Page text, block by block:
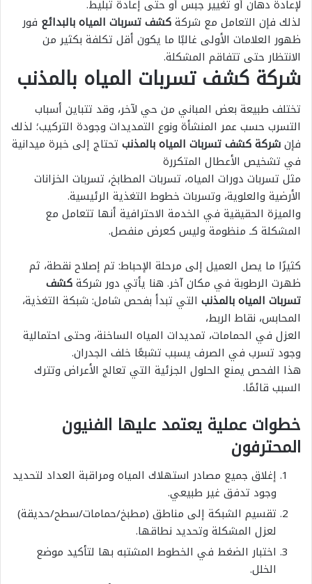
لإعادة دهان أو تغيير جبس أو حتى إعادة تبليط.
لذلك فإن التعامل مع شركةكشف تسربات المياه بالبدائع فور
ظهور العلامات الأولى غالبًا ما يكون أقل تكلفة بكثير من
الانتظار حتى تتفاقم المشكلة.
شركة كشف تسربات المياه بالمذنب
تختلف طبيعة بعض المباني من حي لآخر، وقد تتباين أسباب
التسرب حسب عمر المنشأة ونوع التمديدات وجودة التركيب؛ لذلك
فإنشركة كشف تسربات المياه بالمذنب تحتاج إلى خبرة ميدانية
في تشخيص الأعطال المتكررة
مثل تسربات دورات المياه، تسربات المطابخ، تسربات الخزانات
الأرضية والعلوية، وتسربات خطوط التغذية الرئيسية.
والميزة الحقيقية في الخدمة الاحترافية أنها تتعامل مع
المشكلة كـ منظومة وليس كعرض منفصل.
كثيرًا ما يصل العميل إلى مرحلة الإحباط: تم إصلاح نقطة، ثم
ظهرت الرطوبة في مكان آخر. هنا يأتي دور شركةكشف
تسربات المياه بالمذنب التي تبدأ بفحص شامل: شبكة التغذية،
المحابس، نقاط الربط،
العزل في الحمامات، تمديدات المياه الساخنة، وحتى احتمالية
وجود تسرب في الصرف يسبب تشبعًا خلف الجدران.
هذا الفحص يمنع الحلول الجزئية التي تعالج الأعراض وتترك
السبب قائمًا.
خطوات عملية يعتمد عليها الفنيون
المحترفون
إغلاق جميع مصادر استهلاك المياه ومراقبة العداد لتحديد
وجود تدفق غير طبيعي.
تقسيم الشبكة إلى مناطق (مطبخ/حمامات/سطح/حديقة)
لعزل المشكلة وتحديد نطاقها.
اختبار الضغط في الخطوط المشتبه بها لتأكيد موضع
الخلل.